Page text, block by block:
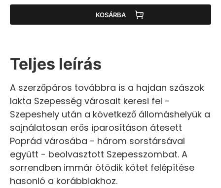
KOSÁRBA
Teljes leírás
A szerzőpáros továbbra is a hajdan szászok
lakta Szepesség városait keresi fel -
Szepeshely után a következő állomáshelyük a
sajnálatosan erős iparosításon átesett
Poprád városába - három sorstársával
együtt - beolvasztott Szepesszombat. A
sorrendben immár ötödik kötet felépítése
hasonló a korábbiakhoz.